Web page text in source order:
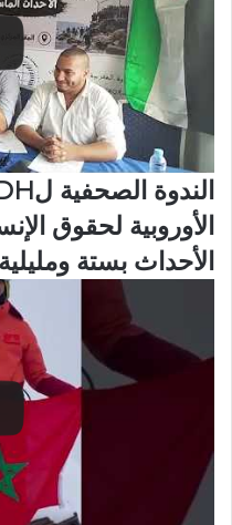
الأوروبية لحقوق
الأحداث بستة